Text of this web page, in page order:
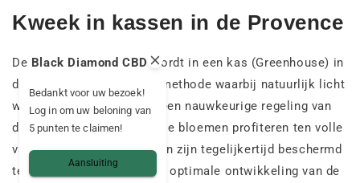
Kweek in kassen in de Provence
De Black Diamond CBD wordt in een kas (Greenhouse) in
de Provence geteeld, een methode waarbij natuurlijk licht
wordt gecombineerd met een nauwkeurige regeling van
de teeltomstandigheden. De bloemen profiteren ten volle
van de Provençaalse zon en zijn tegelijkertijd beschermd
tegen slecht weer, wat een optimale ontwikkeling van de
Bedankt voor uw bezoek!
Log in om uw beloning van
5 punten te claimen!
Aansluiting